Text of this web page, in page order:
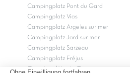
Campingplatz Pont du Gard
Campingplatz Vias
Campingplatz Argeles sur mer
Campingplatz Jard sur mer
Campingplatz Sarzeau
Campingplatz Fréjus
Campingplätze in Camargue